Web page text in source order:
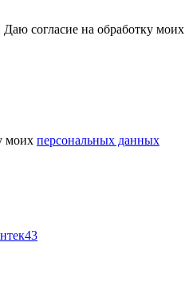
Даю согласие на обработку моих
моих персональных данных